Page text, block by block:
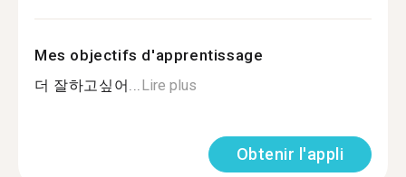
Mes objectifs d'apprentissage
더 잘하고싶어...Lire plus
Obtenir l'appli